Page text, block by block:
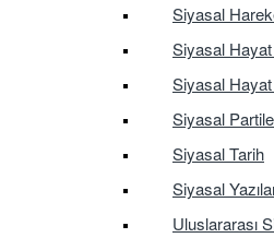
Siyasal
Siyasal
Siyasal
Siyasal
Siyasal Tarih
Siyasal
Uluslararası